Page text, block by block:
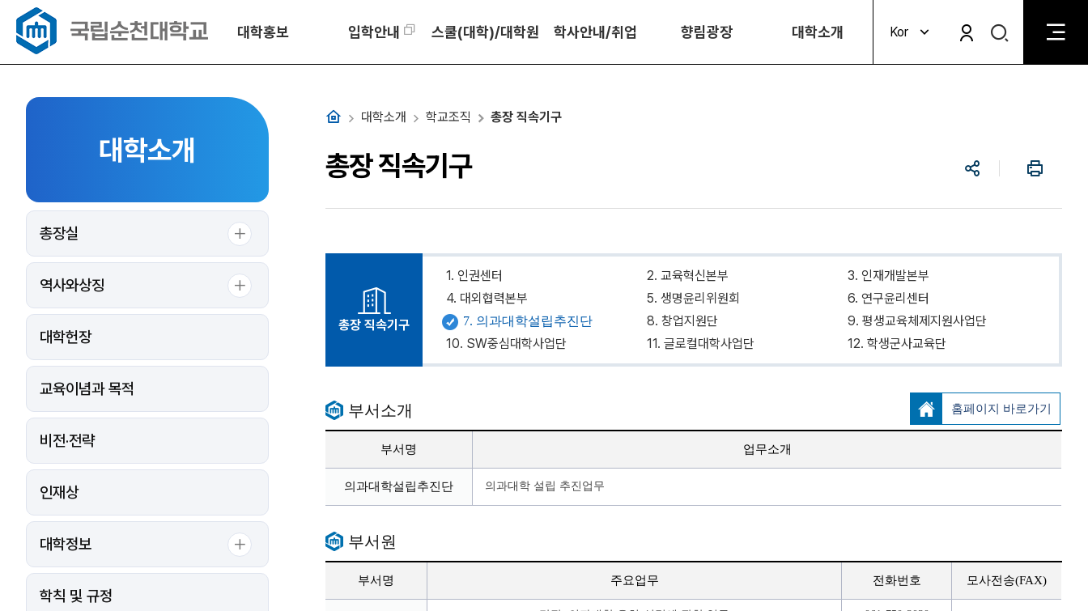
대학홍보 입학안내 스쿨(대학)/대학원 학사안내/취업 향림광장 대학소개 Kor
검
비
대학소개
총장실
역사와상징
대학헌장
교육이념과 목적
비전·전략
인재상
대학정보
학칙 및 규정
홈 대학소개 학교조직 총장 직속기구
총장 직속기구
공
인
쇄
총장 직속기구
1. 인권센터 2. 교육혁신본부
3. 인재개발본부
4. 대외협력본부
5. 생명윤리위원회 6. 연구윤리센터
7. 의과대학설립추진단 8. 창업지원단
9. 평생교육체제지원사업단
10. SW중심대학사업단
11. 글로컬대학사업단 12. 학생군사교육단
홈페이지 바로가기
부서소개
부서명 업무소개
의과대학설립추진단 의과대학 설립 추진업무
부서원
부서명 주요업무 전화번호 모사전송(FAX)